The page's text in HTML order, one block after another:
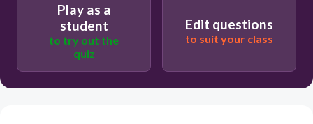
Play as a
student
to try out the
quiz
Edit questions
to suit your class